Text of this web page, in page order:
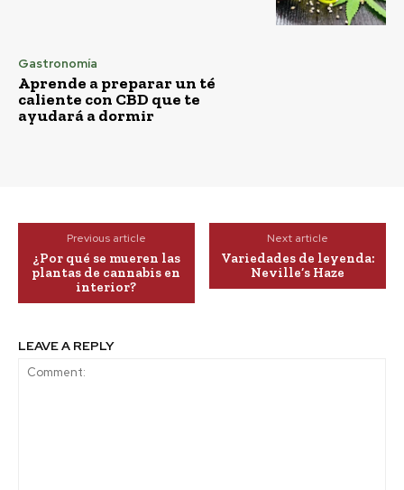
Gastronomía
Aprende a preparar un té
caliente con CBD que te
ayudará a dormir
Previous article
¿Por qué se mueren las
plantas de cannabis en
interior?
Next article
Variedades de leyenda:
Neville’s Haze
LEAVE A REPLY